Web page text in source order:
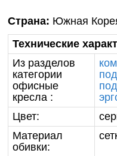
Страна: Южная
Технические
Из разделов
категории
офисные
кресла :
Цвет:
Материал
обивки: